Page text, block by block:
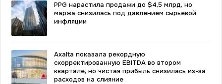
PPG нарастила продажи до $4,5 млрд, но
маржа снизилась под давлением сырьевой
инфляции
Axalta показала рекордную
скорректированную EBITDA во втором
квартале, но чистая прибыль снизилась из-за
расходов на слияние